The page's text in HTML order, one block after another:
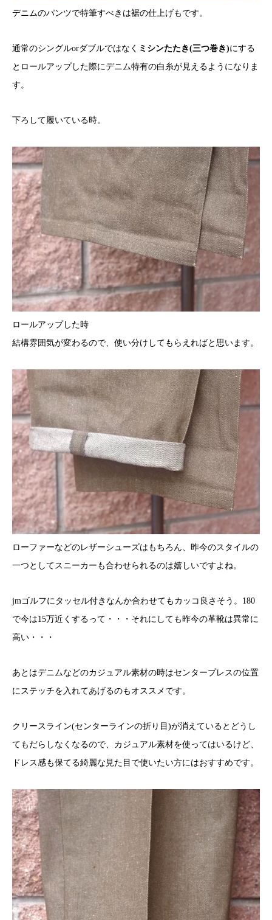
デニムのパンツで特筆すべきは裾の仕上げもです。
通常のシングルorダブルではなく ミシンたたき(三つ巻き)にする
とロールアップした際にデニム特有の白糸が見えるようになりま
す。
下ろして履いている時。
ロールアップした時
結構雰囲気が変わるので、使い分けしてもらえればと思います。
ローファーなどのレザーシューズはもちろん、昨今のスタイルの
一つとしてスニーカーも合わせられるのは嬉しいですよね。
jmゴルフにタッセル付きなんか合わせてもカッコ良さそう。180
で今は15万近くするって・・・それにしても昨今の革靴は異常に
高い・・・
あとはデニムなどのカジュアル素材の時はセンタープレスの位置
にステッチを入れてあげるのもオススメです。
クリースライン(センターラインの折り目)が消えているとどうし
てもだらしなくなるので、カジュアル素材を使ってはいるけど、
ドレス感も保てる綺麗な見た目で使いたい方にはおすすめです。
店舗へ連絡 来店予約・問い合わせ オンラインショップ